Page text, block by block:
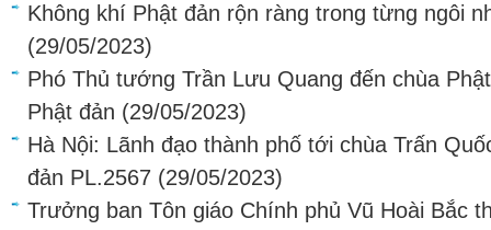
Không khí Phật đản rộn ràng trong từng ngôi
(29/05/2023)
Phó Thủ tướng Trần Lưu Quang đến chùa
Phật đản (29/05/2023)
Hà Nội: Lãnh đạo thành phố tới chùa Trấn
đản PL.2567 (29/05/2023)
Trưởng ban Tôn giáo Chính phủ Vũ Hoài Bắc